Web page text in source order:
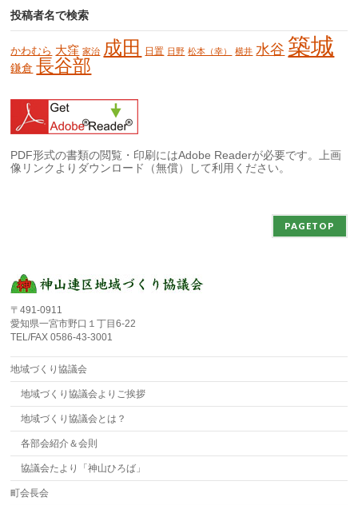
投稿者名で検索
かわむら 大窪 家治 成田 日置 日野 松本（幸） 横井 水谷 築城
鎌倉 長谷部
PDF形式の書類の閲覧・印刷にはAdobe Readerが必要です。上画
像リンクよりダウンロード（無償）して利用ください。
PAGETOP
〒491-0911
愛知県一宮市野口１丁目6-22
TEL/FAX 0586-43-3001
地域づくり協議会
地域づくり協議会よりご挨拶
地域づくり協議会とは？
各部会紹介＆会則
協議会たより「神山ひろば」
町会長会